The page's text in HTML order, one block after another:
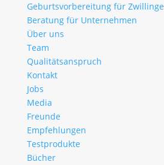
Geburtsvorbereitung für Zwillinge
Beratung für Unternehmen
Über uns
Team
Qualitätsanspruch
Kontakt
Jobs
Media
Freunde
Empfehlungen
Testprodukte
Bücher